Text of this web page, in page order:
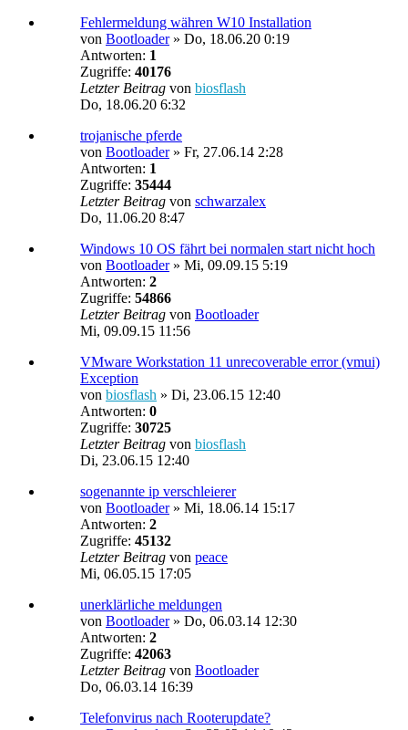
Fehlermeldung währen W10 Installation
von Bootloader» Do, 18.06.20 0:19
Antworten: 1
Zugriffe: 40176
Letzter Beitrag von biosflash
Do, 18.06.20 6:32
trojanische pferde
von Bootloader» Fr, 27.06.14 2:28
Antworten: 1
Zugriffe: 35444
Letzter Beitrag von schwarzalex
Do, 11.06.20 8:47
Windows 10 OS fährt bei normalen start nicht hoch
von Bootloader» Mi, 09.09.15 5:19
Antworten: 2
Zugriffe: 54866
Letzter Beitrag von Bootloader
Mi, 09.09.15 11:56
VMware Workstation 11 unrecoverable error (vmui)
Exception
von biosflash » Di, 23.06.15 12:40
Antworten: 0
Zugriffe: 30725
Letzter Beitrag von biosflash
Di, 23.06.15 12:40
sogenannte ip verschleierer
von Bootloader» Mi, 18.06.14 15:17
Antworten: 2
Zugriffe: 45132
Letzter Beitrag von peace
Mi, 06.05.15 17:05
unerklärliche meldungen
von Bootloader» Do, 06.03.14 12:30
Antworten: 2
Zugriffe: 42063
Letzter Beitrag von Bootloader
Do, 06.03.14 16:39
Telefonvirus nach Rooterupdate?